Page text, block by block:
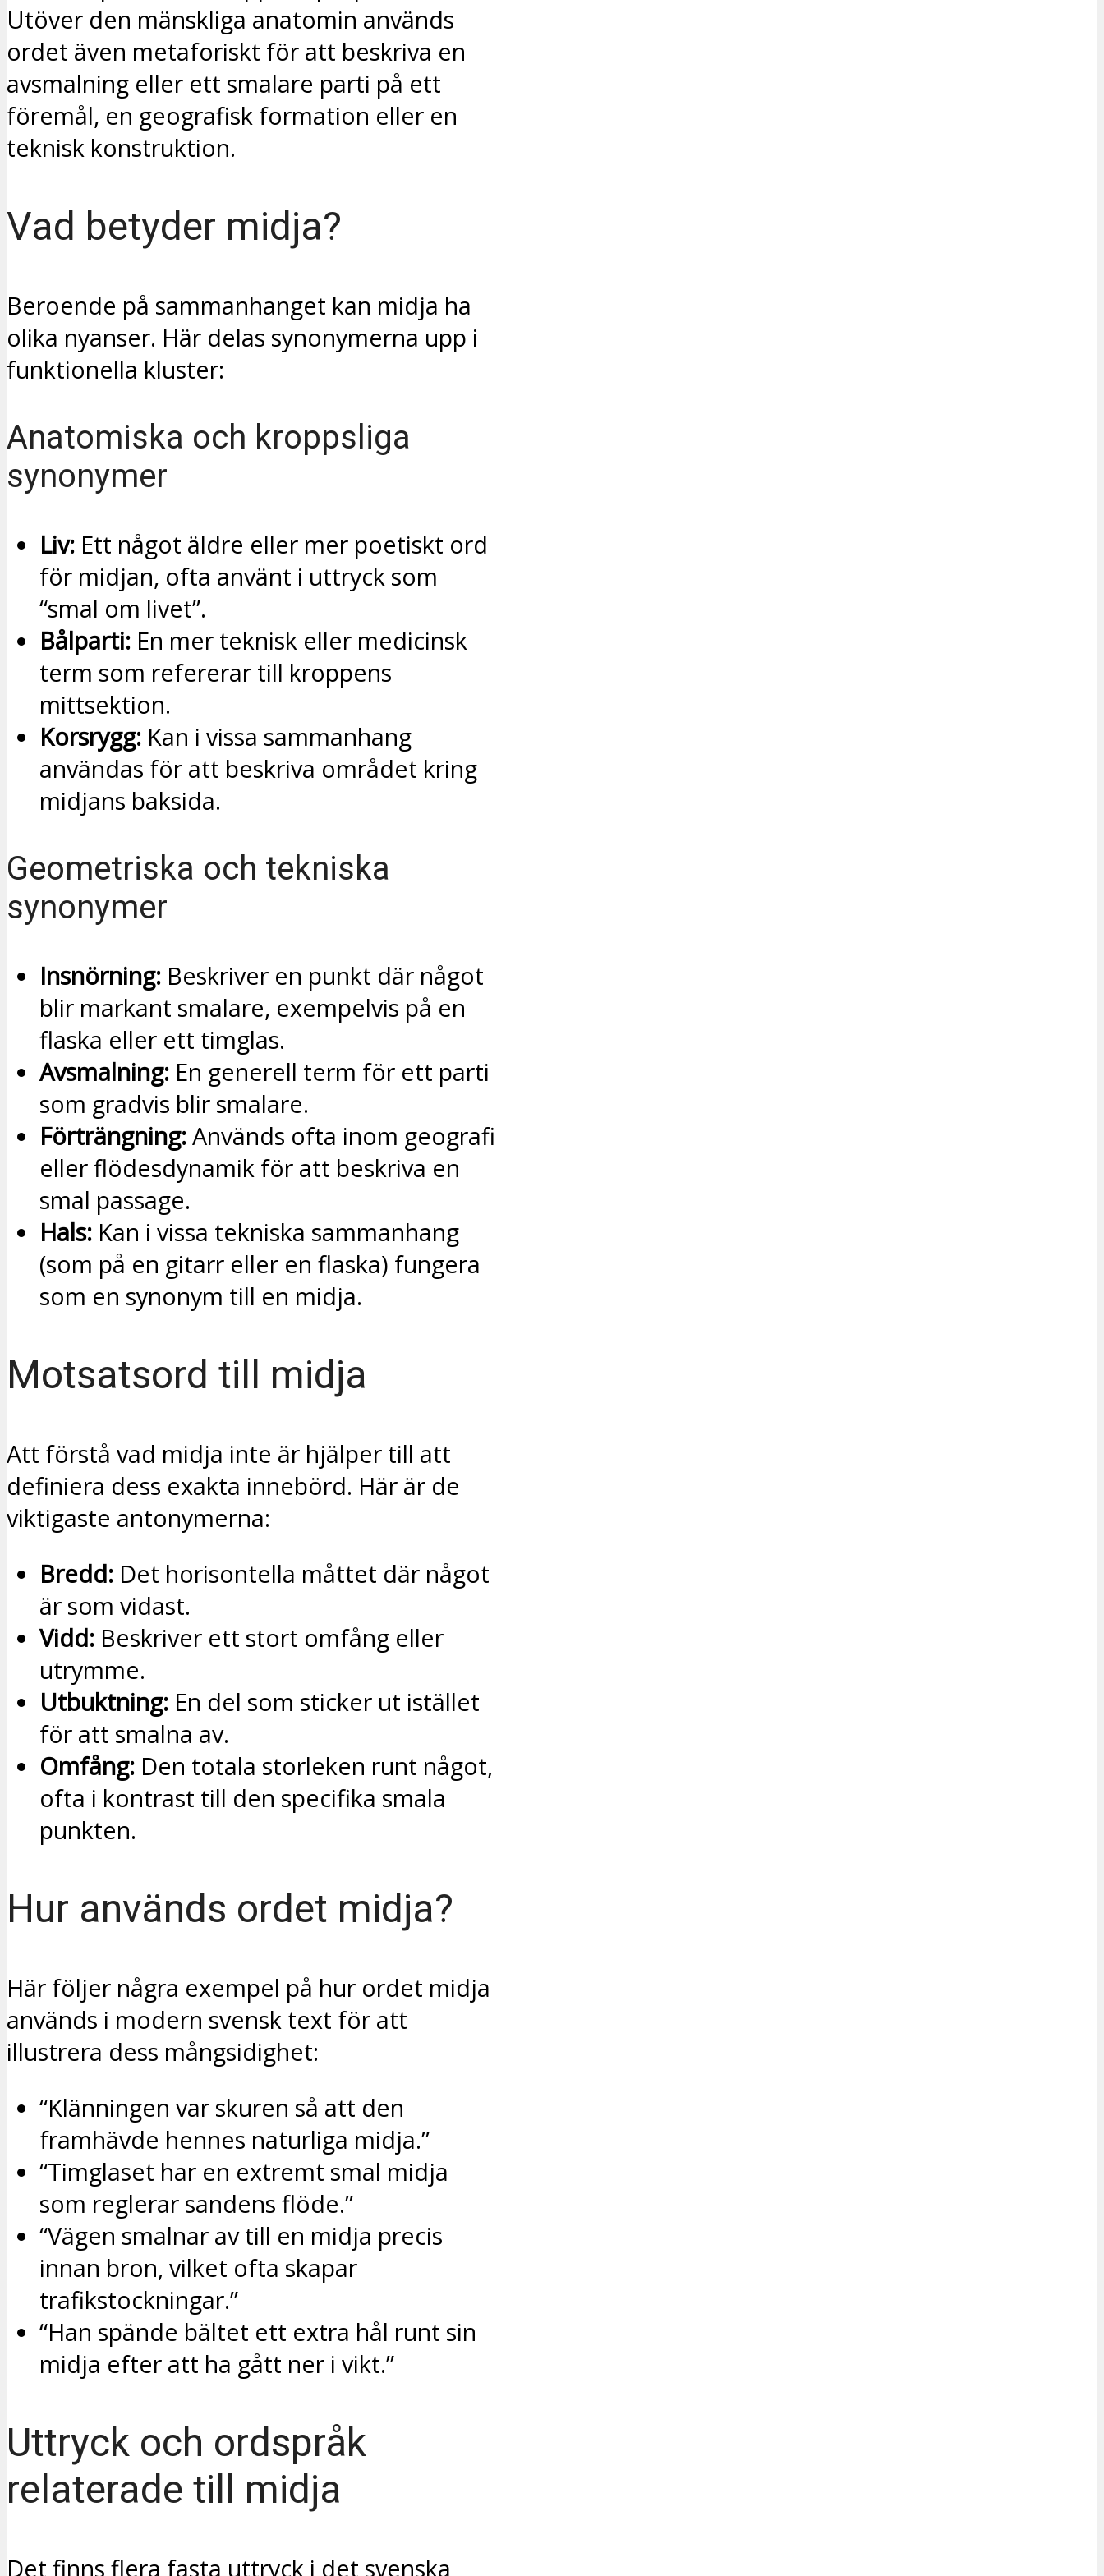
Utöver den mänskliga anatomin används
ordet även metaforiskt för att beskriva en
avsmalning eller ett smalare parti på ett
föremål, en geografisk formation eller en
teknisk konstruktion.
Vad betyder midja?
Beroende på sammanhanget kan midja ha
olika nyanser. Här delas synonymerna upp i
funktionella kluster:
Anatomiska och kroppsliga
synonymer
Liv: Ett något äldre eller mer poetiskt ord
för midjan, ofta använt i uttryck som
“smal om livet”.
Bålparti: En mer teknisk eller medicinsk
term som refererar till kroppens
mittsektion.
Korsrygg: Kan i vissa sammanhang
användas för att beskriva området kring
midjans baksida.
Geometriska och tekniska
synonymer
Insnörning: Beskriver en punkt där något
blir markant smalare, exempelvis på en
flaska eller ett timglas.
Avsmalning: En generell term för ett parti
som gradvis blir smalare.
Förträngning:Används ofta inom geografi
eller flödesdynamik för att beskriva en
smal passage.
Hals: Kan i vissa tekniska sammanhang
(som på en gitarr eller en flaska) fungera
som en synonym till en midja.
Motsatsord till midja
Att förstå vad midja inte är hjälper till att
definiera dess exakta innebörd. Här är de
viktigaste antonymerna:
Bredd: Det horisontella måttet där något
är som vidast.
Vidd: Beskriver ett stort omfång eller
utrymme.
Utbuktning: En del som sticker ut istället
för att smalna av.
Omfång: Den totala storleken runt något,
ofta i kontrast till den specifika smala
punkten.
Hur används ordet midja?
Här följer några exempel på hur ordet midja
används i modern svensk text för att
illustrera dess mångsidighet:
“Klänningen var skuren så att den
framhävde hennes naturliga midja.”
“Timglaset har en extremt smal midja
som reglerar sandens flöde.”
“Vägen smalnar av till en midja precis
innan bron, vilket ofta skapar
trafikstockningar.”
“Han spände bältet ett extra hål runt sin
midja efter att ha gått ner i vikt.”
Uttryck och ordspråk
relaterade till midja
Det finns flera fasta uttryck i det svenska